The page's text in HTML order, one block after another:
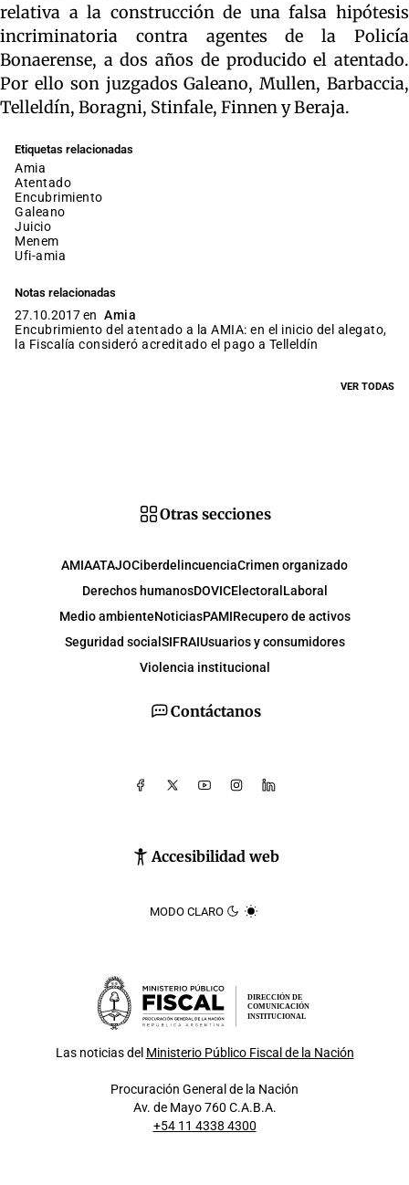
relativa a la construcción de una falsa hipótesis
incriminatoria contra agentes de la Policía
Bonaerense, a dos años de producido el atentado.
Por ello son juzgados Galeano, Mullen, Barbaccia,
Telleldín, Boragni, Stinfale, Finnen y Beraja.
Etiquetas relacionadas
amia
atentado
encubrimiento
galeano
juicio
Menem
ufi-amia
Notas relacionadas
27.10.2017 en Amia
Encubrimiento del atentado a la AMIA: en el inicio del alegato,
la Fiscalía consideró acreditado el pago a Telleldín
VER TODAS
Contáctanos
Accesibilidad web
MODO CLARO
Otras secciones
AMIAATAJOCiberdelincuenciaCrimen organizado
Derechos humanosDOVICElectoral Laboral
Medio ambienteNoticiasPAMIRecupero de activos
Seguridad social SIFRAIUsuarios y consumidores
Violencia institucional
DIRECCIÓN DE
COMUNICACIÓN
INSTITUCIONAL
Las noticias del Ministerio Público Fiscal de la Nación
Procuración General de la Nación
Av. de Mayo 760 C.A.B.A.
+54 11 4338 4300